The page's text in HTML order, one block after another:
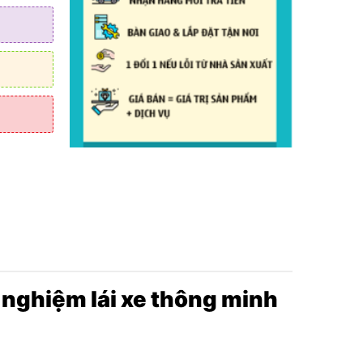
zin
lái xe thông minh